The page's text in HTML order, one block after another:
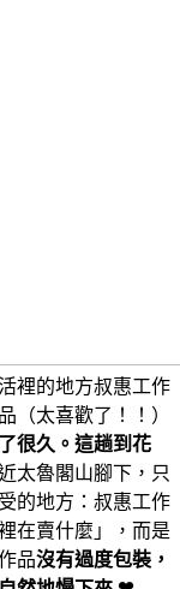
裡的地方叔惠工作
（太喜歡了！！）
很久。這趟到花
太魯閣山腳下，只
的地方：叔惠工作
在賣什麼」，而是
品沒有過度包裝，